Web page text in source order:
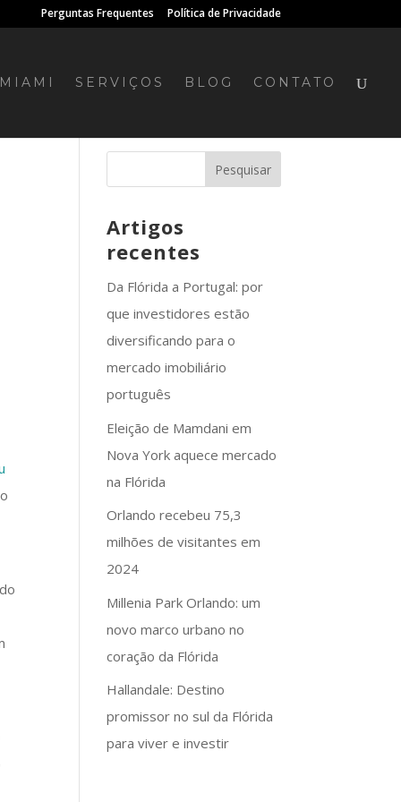
Perguntas Frequentes Política de Privacidade
MIAMI SERVIÇOS BLOG CONTATO
Artigos
recentes
Da Flórida a Portugal: por
que investidores estão
diversificando para o
mercado imobiliário
português
Eleição de Mamdani em
Nova York aquece mercado
na Flórida
Orlando recebeu 75,3
milhões de visitantes em
2024
Millenia Park Orlando: um
novo marco urbano no
coração da Flórida
Hallandale: Destino
promissor no sul da Flórida
para viver e investir